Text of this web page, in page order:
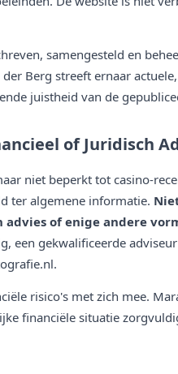
samengesteld en
Berg streeft ernaar
juistheid van de
of Juridisch
niet beperkt tot casino-
ter algemene informatie.
of enige andere
een gekwalificeerde
risico's met zich mee.
financiële situatie